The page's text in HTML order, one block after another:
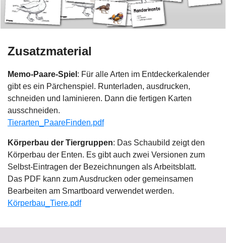
Zusatzmaterial
Memo-Paare-Spiel : Für alle Arten im Entdeckerkalender
gibt es ein Pärchenspiel. Runterladen, ausdrucken,
schneiden und laminieren. Dann die fertigen Karten
ausschneiden.
Tierarten_PaareFinden.pdf
Körperbau der Tiergruppen: Das Schaubild zeigt den
Körperbau der Enten. Es gibt auch zwei Versionen zum
Selbst-Eintragen der Bezeichnungen als Arbeitsblatt.
Das PDF kann zum Ausdrucken oder gemeinsamen
Bearbeiten am Smartboard verwendet werden.
Körperbau_Tiere.pdf